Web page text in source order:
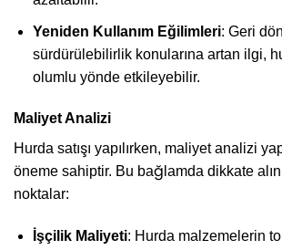
Yeniden Kullanım Eğilimleri: Geri
sürdürülebilirlik konularına artan ilgi,
olumlu yönde etkileyebilir.
Maliyet Analizi
Hurda satışı yapılırken, maliyet analizi
öneme sahiptir. Bu bağlamda dikkate
noktalar:
İşçilik Maliyeti: Hurda malzemelerin